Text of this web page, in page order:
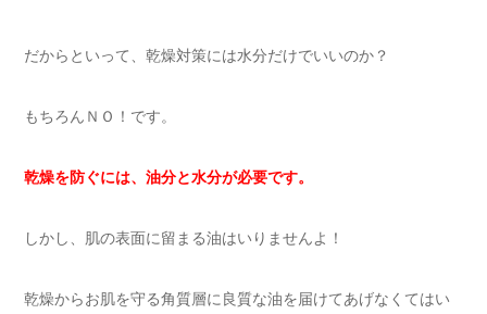
だからといって、乾燥対策には水分だけでいいのか？
もちろんＮＯ！です。
乾燥を防ぐには、油分と水分が必要です。
しかし、肌の表面に留まる油はいりませんよ！
乾燥からお肌を守る角質層に良質な油を届けてあげなくてはい